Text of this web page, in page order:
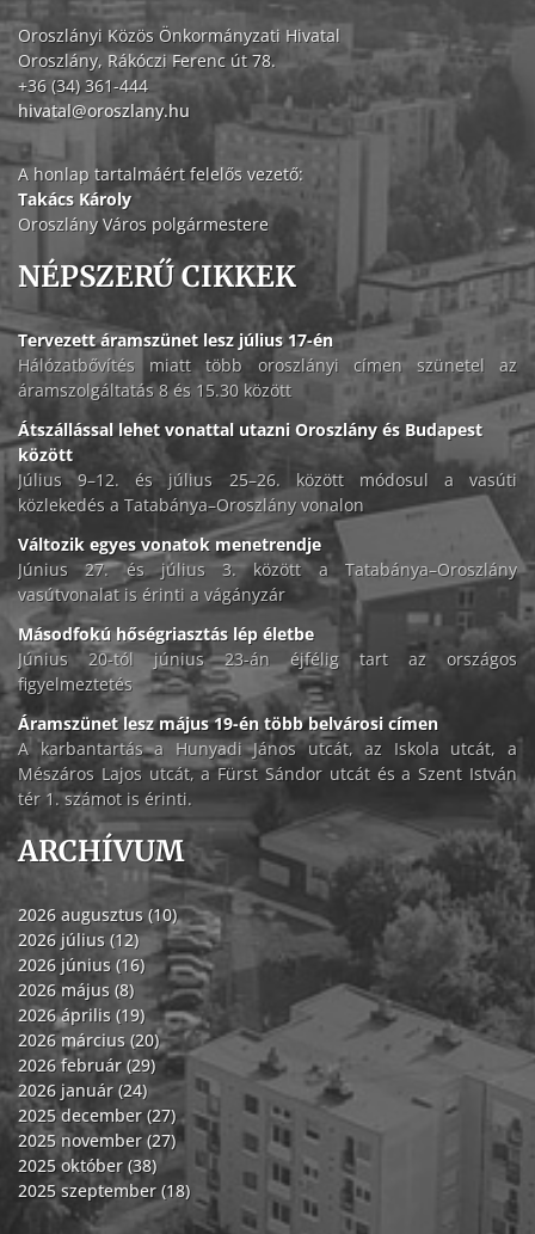
Oroszlányi Közös Önkormányzati Hivatal
Oroszlány, Rákóczi Ferenc út 78.
+36 (34) 361-444
hivatal@oroszlany.hu
A honlap tartalmáért felelős vezető:
Takács Károly
Oroszlány Város polgármestere
NÉPSZERŰ CIKKEK
Tervezett áramszünet lesz július 17-én
Hálózatbővítés miatt több oroszlányi címen szünetel az
áramszolgáltatás 8 és 15.30 között
Átszállással lehet vonattal utazni Oroszlány és Budapest
között
Július 9–12. és július 25–26. között módosul a vasúti
közlekedés a Tatabánya–Oroszlány vonalon
Változik egyes vonatok menetrendje
Június 27. és július 3. között a Tatabánya–Oroszlány
vasútvonalat is érinti a vágányzár
Másodfokú hőségriasztás lép életbe
Június 20-tól június 23-án éjfélig tart az országos
figyelmeztetés
Áramszünet lesz május 19-én több belvárosi címen
A karbantartás a Hunyadi János utcát, az Iskola utcát, a
Mészáros Lajos utcát, a Fürst Sándor utcát és a Szent István
tér 1. számot is érinti.
ARCHÍVUM
2026 augusztus (10)
2026 július (12)
2026 június (16)
2026 május (8)
2026 április (19)
2026 március (20)
2026 február (29)
2026 január (24)
2025 december (27)
2025 november (27)
2025 október (38)
2025 szeptember (18)